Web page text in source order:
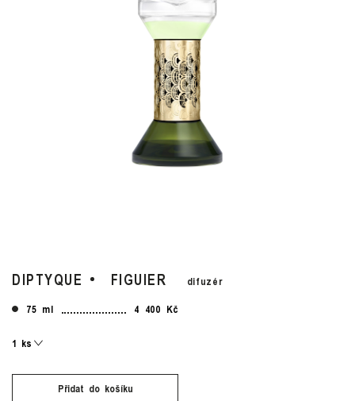
DIPTYQUE FIGUIER
difuzér
75 ml
4 400 Kč
Přidat do košíku